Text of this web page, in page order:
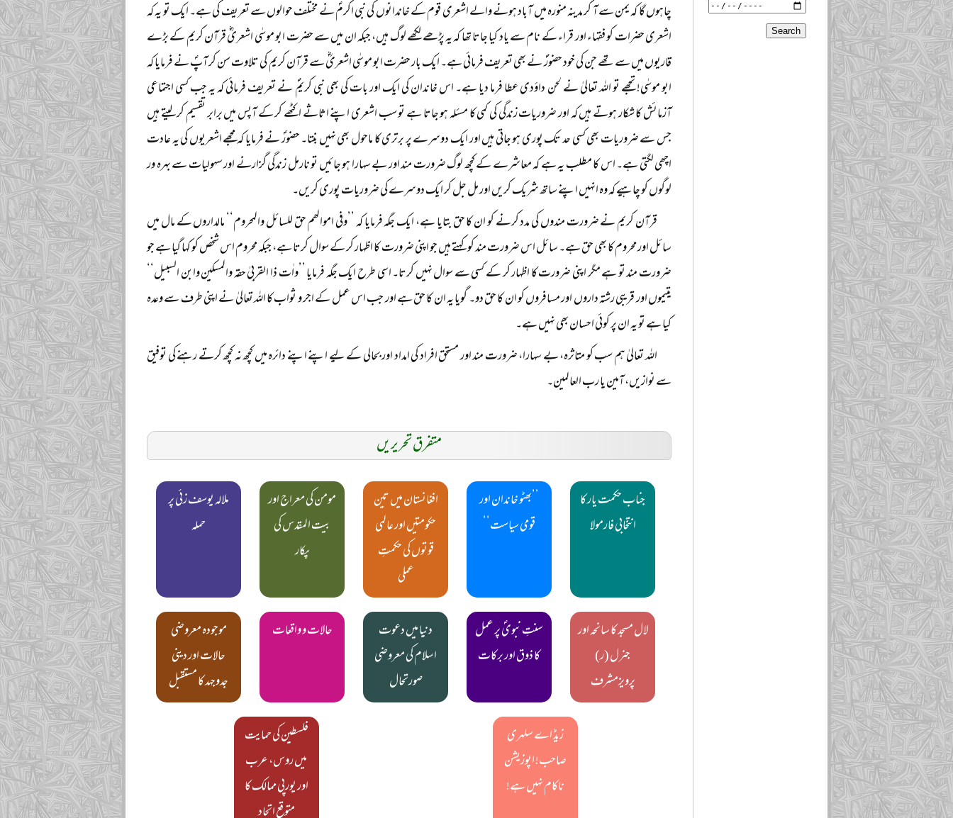
چاہوں گا کہ یمن سے آ کر مدینہ منورہ میں آباد ہونے والے اشعری قوم کے خاندانوں کی نبی اکرمؐ نے مختلف حوالوں سے تعریف کی ہے۔ ایک تو یہ کہ
اشعری حضرات کو فقہاء اور قراء کے نام سے یاد کیا جاتا تھا کہ یہ پڑھے لکھے لوگ ہیں، جبکہ ان میں سے حضرت ابو موسٰی اشعریؓ قرآن کریم کے بڑے
قاریوں میں سے تھے جن کی خود حضورؐ نے بھی تعریف فرمائی ہے۔ ایک بار حضرت ابو موسٰی اشعریؓ سے قرآن کریم کی تلاوت سن کر آپؐ نے فرمایا کہ
ابو موسٰی! تجھے تو اللہ تعالیٰ نے لحن داؤدی عطا فرما دیا ہے۔ اس خاندان کی ایک اور بات کی بھی نبی کریمؐ نے تعریف فرمائی کہ یہ جب کسی اجتماعی
آزمائش کا شکار ہوتے ہیں کہ اور ضروریات زندگی کی کمی کا مسئلہ ہو جاتا ہے تو سب اشعری اپنے اثاثے اکٹھے کر کے آپس میں برابر تقسیم کر لیتے ہیں
جس سے ضروریات بھی کسی حد تک پوری ہو جاتی ہیں اور ایک دوسرے پر برتری کا ماحول بھی نہیں بنتا۔ حضورؐ نے فرمایا کہ مجھے اشعریوں کی یہ عادت
اچھی لگتی ہے۔ اس کا مطلب یہ ہے کہ معاشرے کے کچھ لوگ ضرورت مند اور بے سہارا ہو جائیں تو نارمل زندگی گزارنے اور سہولیات سے بہرہ ور
لوگوں کو چاہیے کہ وہ انہیں اپنے ساتھ شریک کریں اور مل جل کر ایک دوسرے کی ضروریات پوری کریں۔
قرآن کریم نے ضرورت مندوں کی مدد کرنے کو ان کا حق بتایا ہے، ایک جگہ فرمایا کہ ’’وفی اموالھم حق للسائل والمحروم‘‘ مالداروں کے مال میں
سائل اور محروم کا بھی حق ہے۔ سائل اس ضرورت مند کو کہتے ہیں جو اپنی ضرورت کا اظہار کر کے سوال کرتا ہے، جبکہ محروم اس شخص کو کہا گیا ہے جو
ضرورت مند تو ہے مگر اپنی ضرورت کا اظہار کر کے کسی سے سوال نہیں کرتا۔ اسی طرح ایک جگہ فرمایا ’’واٰت ذا القربیٰ حقہ والمسکین وابن السبیل‘‘
یتیموں اور قریبی رشتہ داروں اور مسافروں کو ان کا حق دو۔ گویا یہ ان کا حق ہے اور جب اس عمل کے اجر و ثواب کا اللہ تعالیٰ نے اپنی طرف سے وعدہ
کیا ہے تو یہ ان پر کوئی احسان بھی نہیں ہے۔
اللہ تعالیٰ ہم سب کو متاثرہ، بے سہارا، ضرورت مند اور مستحق افراد کی امداد اور بحالی کے لیے اپنے اپنے دائرہ میں کچھ نہ کچھ کرتے رہنے کی توفیق
سے نوازیں، آمین یا رب العالمین۔
متفرق تحریریں
جناب حکمت یار کا
انتخابی فارمولا
’’بھٹو خاندان اور
قومی سیاست‘‘
افغانستان میں تین
حکومتیں اور عالمی
قوتوں کی حکمتِ
عملی
مومن کی معراج اور
بیت المقدس کی
پکار
ملالہ یوسف زئی پر
حملہ
لال مسجد کا سانحہ اور
جنرل (ر)
پرویزمشرف
سنتِ نبویؐ پر عمل
کا ذوق اور برکات
دنیا میں دعوت
اسلام کی معروضی
صورتحال
حالات و واقعات
موجودہ معروضی
حالات اور دینی
جدوجہد کا مستقبل
زیڈ اے سلہری
صاحب! اپوزیشن
ناکام نہیں ہے!
فلسطین کی حمایت
میں روس، عرب
اور یورپی ممالک کا
متوقع اتحاد